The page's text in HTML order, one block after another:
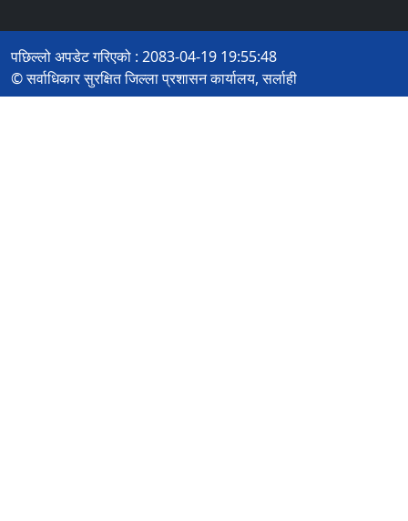
पछिल्लो अपडेट गरिएको : 2083-04-19 19:55:48
© सर्वाधिकार सुरक्षित जिल्ला प्रशासन कार्यालय, सर्लाही